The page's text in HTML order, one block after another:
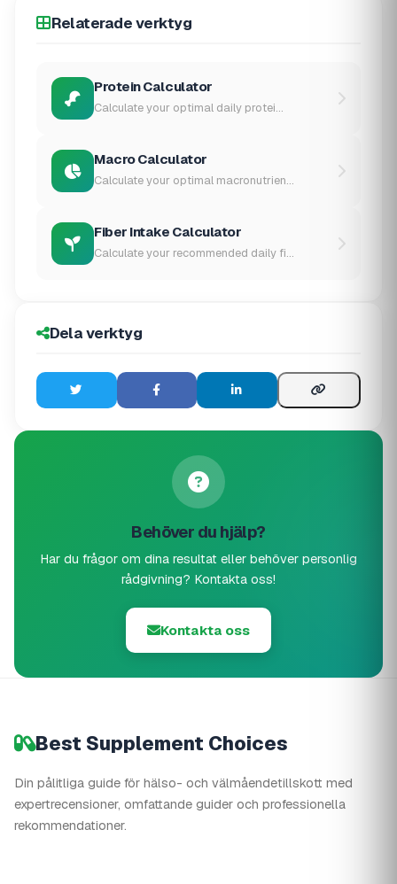
Relaterade verktyg
Protein Calculator
Calculate your optimal daily protei...
Macro Calculator
Calculate your optimal macronutrien...
Fiber Intake Calculator
Calculate your recommended daily fi...
Dela verktyg
Behöver du hjälp?
Har du frågor om dina resultat eller behöver personlig
rådgivning? Kontakta oss!
Kontakta oss
Best Supplement Choices
Din pålitliga guide för hälso- och välmåendetillskott med
expertrecensioner, omfattande guider och professionella
rekommendationer.